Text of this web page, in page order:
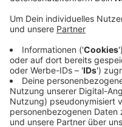
gefährlichen
wird meist als erstes
Bus- und
Nebenstraßen
Anliegerstraßen gar
Bundesstraßen ist
nutzen hunderte